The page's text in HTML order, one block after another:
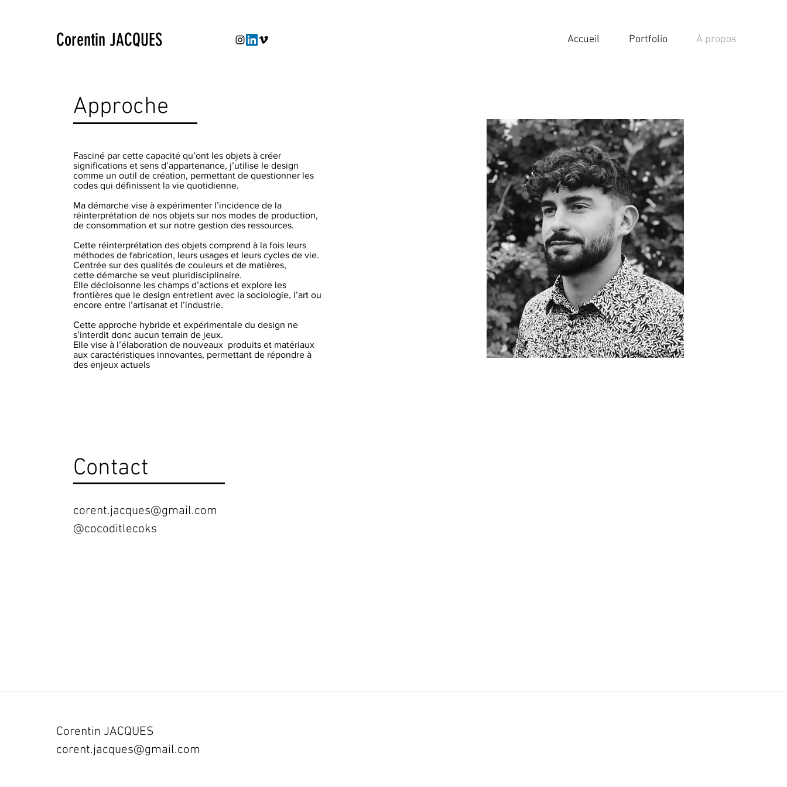
Corentin JACQUES Accueil Portfolio À propos
Approche
Fasciné par cette capacité qu’ont les objets à créer
significations et sens d’appartenance, j’utilise le design
comme un outil de création, permettant de questionner les
codes qui définissent la vie quotidienne.
Ma démarche vise à expérimenter l’incidence de la
réinterprétation de nos objets sur nos modes de production,
de consommation et sur notre gestion des ressources.
Cette réinterprétation des objets comprend à la fois leurs
méthodes de fabrication, leurs usages et leurs cycles de vie.
Centrée sur des qualités de couleurs et de matières,
cette démarche se veut pluridisciplinaire.
Elle décloisonne les champs d’actions et explore les
frontières que le design entretient avec la sociologie, l’art ou
encore entre l’artisanat et l’industrie.
Cette approche hybride et expérimentale du design ne
s’interdit donc aucun terrain de jeux.
Elle vise à l’élaboration de nouveaux produits et matériaux
aux caractéristiques innovantes, permettant de répondre à
des enjeux actuels
Contact
corent.jacques@gmail.com
@cocoditlecoks
Corentin JACQUES
corent.jacques@gmail.com